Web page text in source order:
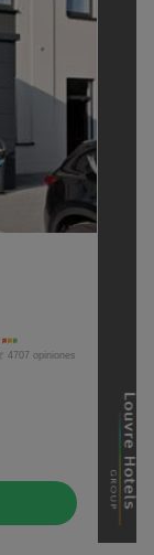
4707 opiniones